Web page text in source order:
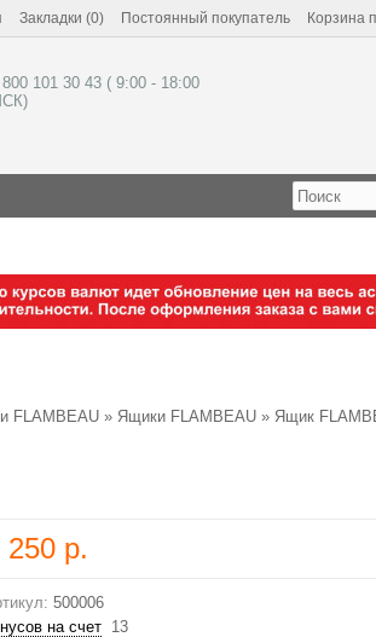
Закладки (0) Постоянный покупатель Корзина
101 30 43 ( 9:00 - 18:00
FLAMBEAU » Ящики FLAMBEAU » Ящик
250 р.
500006
на счет 13